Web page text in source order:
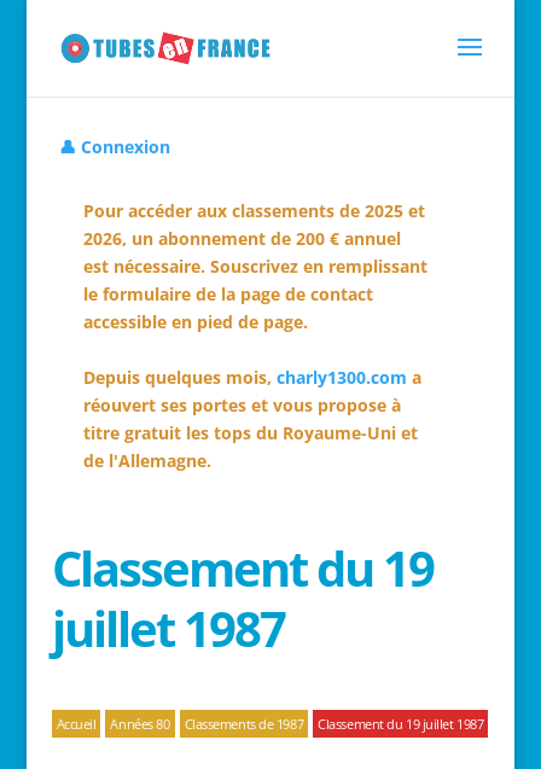
👤 Connexion
Pour accéder aux classements de 2025 et
2026, un abonnement de 200 € annuel
est nécessaire. Souscrivez en remplissant
le formulaire de la page de contact
accessible en pied de page.
Depuis quelques mois, charly1300.com a
réouvert ses portes et vous propose à
titre gratuit les tops du Royaume-Uni et
de l'Allemagne.
Classement du 19
juillet 1987
Accueil Années 80 Classements de 1987 Classement du 19 juillet 1987